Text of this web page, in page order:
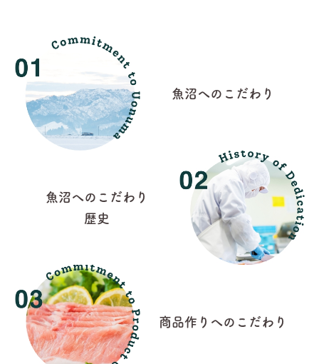
⿂沼へのこだわり
⿂沼へのこだわり
歴史
商品作りへのこだわり